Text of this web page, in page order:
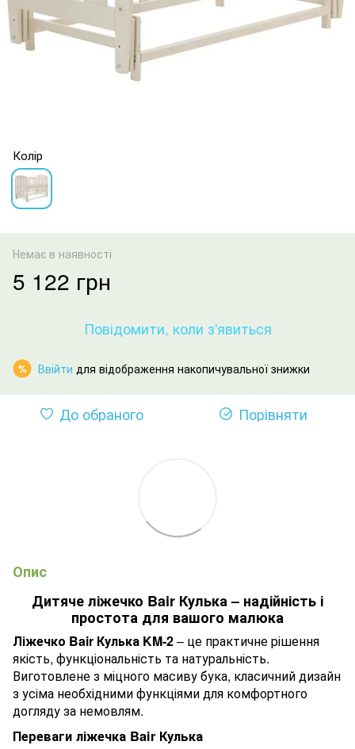
Колір
Немає в наявності
5 122 грн
Повідомити, коли з'явиться
% Ввійти для відображення накопичувальної знижки
До обраного Порівняти
Опис
Дитяче ліжечко Bair Кулька – надійність і
простота для вашого малюка
Ліжечко Bair Кулька KM-2– це практичне рішення
якість, функціональність та натуральність.
Виготовлене з міцного масиву бука, класичний дизайн
з усіма необхідними функціями для комфортного
догляду за немовлям.
Переваги ліжечка Bair Кулька